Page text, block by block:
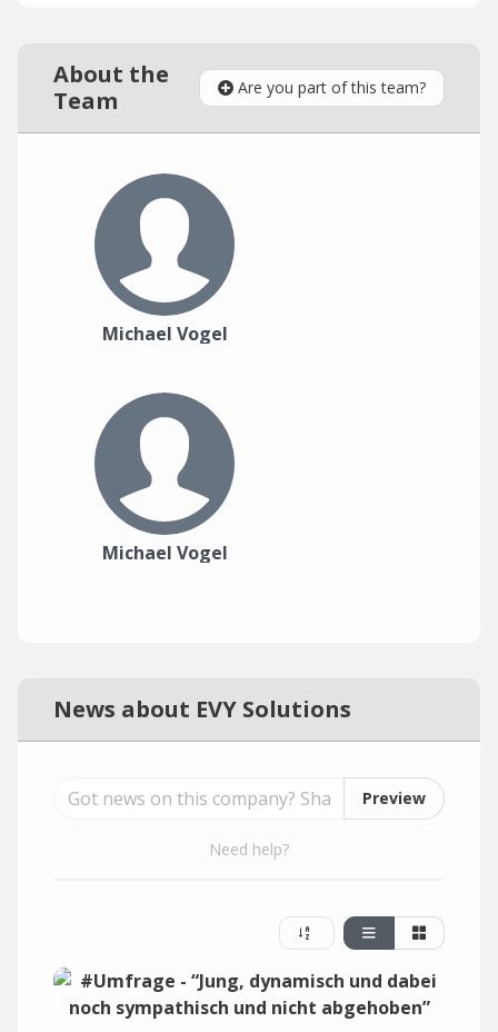
About the
Team
Are you part of this team?
Michael Vogel
Michael Vogel
News about EVY Solutions
Preview
Need help?